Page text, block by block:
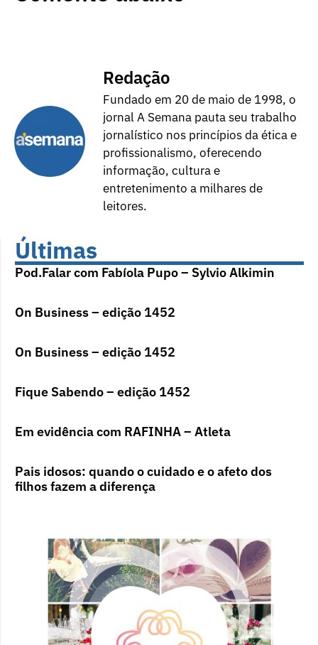
Redação
Fundado em 20 de maio de 1998, o
jornal A Semana pauta seu trabalho
jornalístico nos princípios da ética e
profissionalismo, oferecendo
informação, cultura e
entretenimento a milhares de
leitores.
Últimas
Pod.Falar com Fabíola Pupo – Sylvio Alkimin
On Business – edição 1452
On Business – edição 1452
Fique Sabendo – edição 1452
Em evidência com RAFINHA – Atleta
Pais idosos: quando o cuidado e o afeto dos
filhos fazem a diferença